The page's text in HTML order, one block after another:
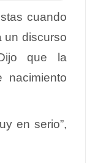
cuando
un discurso
que la
nacimiento
en serio”,